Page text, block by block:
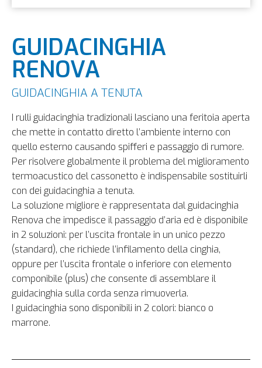
GUIDACINGHIA
RENOVA
GUIDACINGHIA A TENUTA
I rulli guidacinghia tradizionali lasciano una feritoia aperta
che mette in contatto diretto l’ambiente interno con
quello esterno causando spifferi e passaggio di rumore.
Per risolvere globalmente il problema del miglioramento
termoacustico del cassonetto è indispensabile sostituirli
con dei guidacinghia a tenuta.
La soluzione migliore è rappresentata dal guidacinghia
Renova che impedisce il passaggio d’aria ed è disponibile
in 2 soluzioni: per l’uscita frontale in un unico pezzo
(standard), che richiede l’infilamento della cinghia,
oppure per l’uscita frontale o inferiore con elemento
componibile (plus) che consente di assemblare il
guidacinghia sulla corda senza rimuoverla.
I guidacinghia sono disponibili in 2 colori: bianco o
marrone.